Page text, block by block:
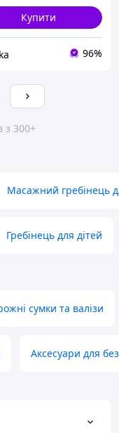
Купити
96%
з 300+
Масажний гребінець
Гребінець для дітей
сумки та валізи
Аксесуари для